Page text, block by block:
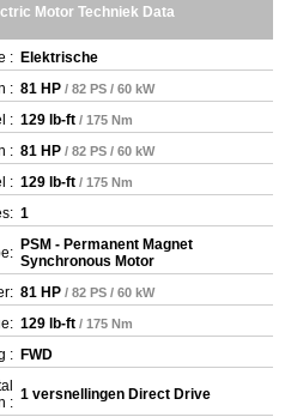
Motor Techniek Data
: Elektrische
: 81 HP / 82 PS / 60 kW
: 129 lb-ft / 175 Nm
: 81 HP / 82 PS / 60 kW
: 129 lb-ft / 175 Nm
1
PSM - Permanent Magnet
Synchronous Motor
81 HP / 82 PS / 60 kW
129 lb-ft / 175 Nm
: FWD
: 1 versnellingen Direct Drive